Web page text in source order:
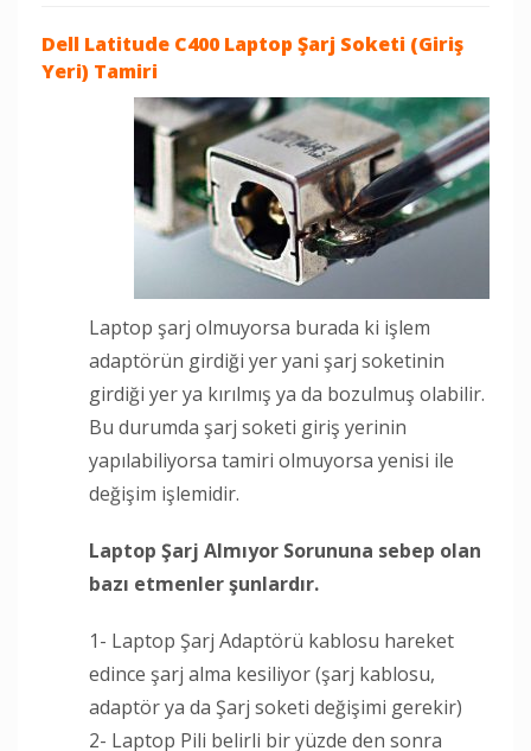
Dell Latitude C400 Laptop Şarj Soketi (Giriş
Yeri) Tamiri
Laptop şarj olmuyorsa burada ki işlem
adaptörün girdiği yer yani şarj soketinin
girdiği yer ya kırılmış ya da bozulmuş olabilir.
Bu durumda şarj soketi giriş yerinin
yapılabiliyorsa tamiri olmuyorsa yenisi ile
değişim işlemidir.
Laptop Şarj Almıyor Sorununa sebep olan
bazı etmenler şunlardır.
1- Laptop Şarj Adaptörü kablosu hareket
edince şarj alma kesiliyor (şarj kablosu,
adaptör ya da Şarj soketi değişimi gerekir)
2- Laptop Pili belirli bir yüzde den sonra